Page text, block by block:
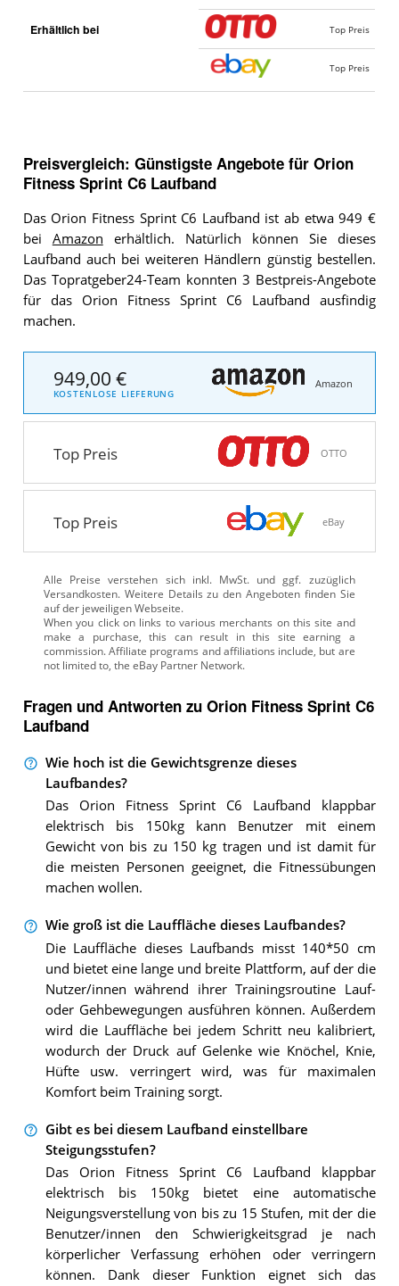
Erhältlich bei Top Preis
Top Preis
Preisvergleich: Günstigste Angebote für Orion
Fitness Sprint C6 Laufband
Das Orion Fitness Sprint C6 Laufband ist ab etwa 949 €
bei Amazon erhältlich. Natürlich können Sie dieses
Laufband auch bei weiteren Händlern günstig bestellen.
Das Topratgeber24-Team konnten 3 Bestpreis-Angebote
für das Orion Fitness Sprint C6 Laufband ausfindig
machen.
949,00 €
KOSTENLOSE LIEFERUNG
Amazon
Top Preis OTTO
Top Preis eBay
Alle Preise verstehen sich inkl. MwSt. und ggf. zuzüglich
Versandkosten. Weitere Details zu den Angeboten finden Sie
auf der jeweiligen Webseite.
Fragen und Antworten zu Orion Fitness Sprint C6
Laufband
Wie hoch ist die Gewichtsgrenze dieses
Laufbandes?
Das Orion Fitness Sprint C6 Laufband klappbar
elektrisch bis 150kg kann Benutzer mit einem
Gewicht von bis zu 150 kg tragen und ist damit für
die meisten Personen geeignet, die Fitnessübungen
machen wollen.
Wie groß ist die Lauffläche dieses Laufbandes?
Die Lauffläche dieses Laufbands misst 140*50 cm
und bietet eine lange und breite Plattform, auf der die
Nutzer/innen während ihrer Trainingsroutine Lauf-
oder Gehbewegungen ausführen können. Außerdem
wird die Lauffläche bei jedem Schritt neu kalibriert,
wodurch der Druck auf Gelenke wie Knöchel, Knie,
Hüfte usw. verringert wird, was für maximalen
Komfort beim Training sorgt.
Gibt es bei diesem Laufband einstellbare
Steigungsstufen?
Das Orion Fitness Sprint C6 Laufband klappbar
elektrisch bis 150kg bietet eine automatische
Neigungsverstellung von bis zu 15 Stufen, mit der die
Benutzer/innen den Schwierigkeitsgrad je nach
körperlicher Verfassung erhöhen oder verringern
können. Dank dieser Funktion eignet sich das